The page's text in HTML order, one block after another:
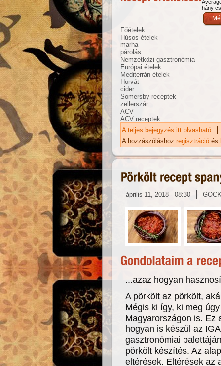
hány
Főételek
Húsos ételek
marha
párolás
Nemzetközi gasztronómia
Európai ételek
Mediterrán ételek
Horvát
cider
Somersby receptek
zellerszár
ACV
ACV receptek
A teljes bejegyzés itt olvasható
|
A hozzászóláshoz regisztráció és
április 11, 2018 - 08:30 | GOCK
...azaz hogyan
A pörkölt az pörkölt,
Mégis ki így, ki meg
Magyarországon is. Ez
hogyan is készül az
gasztronómiai
pörkölt készítés. Az
eltérések. Eltérések az